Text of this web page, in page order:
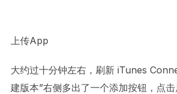
上传App
大约过十分钟左右，刷新 iTunes
建版本”右侧多出了一个添加按钮，点